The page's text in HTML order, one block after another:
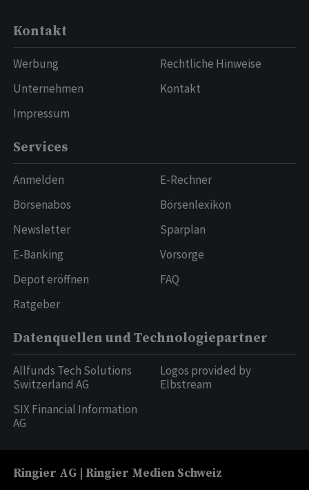
Kontakt
Werbung
Unternehmen
Impressum
Rechtliche Hinweise
Kontakt
Services
Anmelden
Börsenabos
Newsletter
E-Banking
Depot eröffnen
Ratgeber
E-Rechner
Börsenlexikon
Sparplan
Vorsorge
FAQ
Datenquellen und Technologiepartner
Allfunds Tech Solutions
Switzerland AG
SIX Financial Information
AG
Logos provided by
Elbstream
Ringier AG | Ringier Medien Schweiz